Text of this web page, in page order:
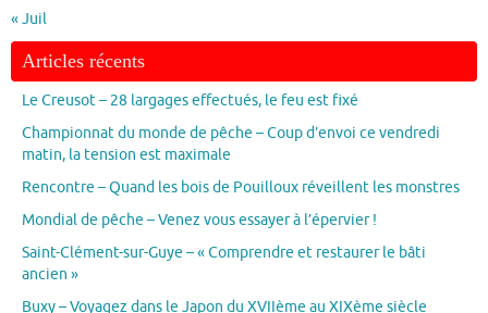
« Juil
Articles récents
Le Creusot – 28 largages effectués, le feu est fixé
Championnat du monde de pêche – Coup d’envoi ce vendredi
matin, la tension est maximale
Rencontre – Quand les bois de Pouilloux réveillent les monstres
Mondial de pêche – Venez vous essayer à l’épervier !
Saint-Clément-sur-Guye – « Comprendre et restaurer le bâti
ancien »
Buxy – Voyagez dans le Japon du XVIIème au XIXème siècle